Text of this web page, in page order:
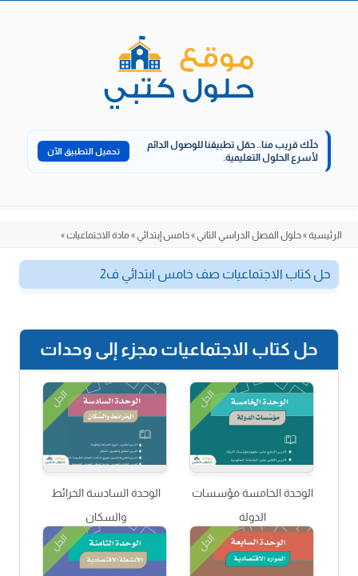
خلّك قريب منا.. حمّل تطبيقنا للوصول الدائم
لأسرع الحلول التعليمية.
تحميل التطبيق الآن
الرئيسية»حلول الفصل الدراسي الثاني»خامس إبتدائي» مادة الاجتماعيات»
حل كتاب الاجتماعيات صف خامس ابتدائي ف2
حل كتاب الاجتماعيات مجزء إلى وحدات
الحل
الوحدة الخامسة مؤسسات
الدولة
الحل
الوحدة السادسة الخرائط
والسكان
الحل الحل